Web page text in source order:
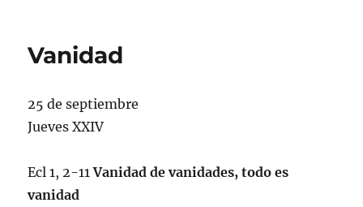
Vanidad
25 de septiembre
Jueves XXIV
Ecl 1, 2-11Vanidad de vanidades, todo es
vanidad